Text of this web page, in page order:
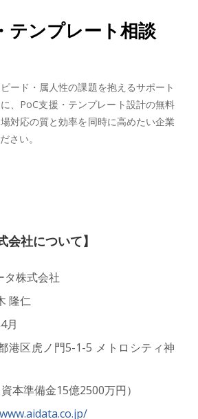
テンプレート相談
ード・属人性の課題を抱えるサポート
、PoC支援・テンプレート設計の無料
対応の質と効率を同時に高めたい企業
さい。
会社について】
タ株式会社
隆仁
月
港区虎ノ門5-1-5 メトロシティ神
本準備金15億2500万円）